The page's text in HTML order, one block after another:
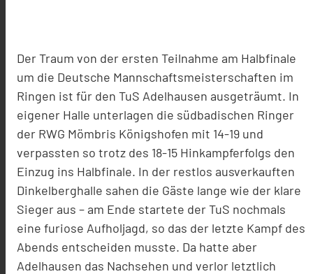
Der Traum von der ersten Teilnahme am Halbfinale
um die Deutsche Mannschaftsmeisterschaften im
Ringen ist für den TuS Adelhausen ausgeträumt. In
eigener Halle unterlagen die südbadischen Ringer
der RWG Mömbris Königshofen mit 14-19 und
verpassten so trotz des 18-15 Hinkampferfolgs den
Einzug ins Halbfinale. In der restlos ausverkauften
Dinkelberghalle sahen die Gäste lange wie der klare
Sieger aus – am Ende startete der TuS nochmals
eine furiose Aufholjagd, so das der letzte Kampf des
Abends entscheiden musste. Da hatte aber
Adelhausen das Nachsehen und verlor letztlich